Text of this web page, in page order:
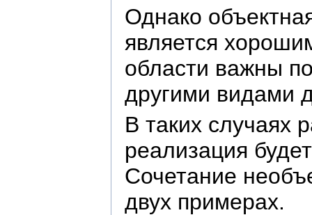
Однако
является
области важны
другими видами
В таких случаях
реализация
Сочетание
двух примерах.